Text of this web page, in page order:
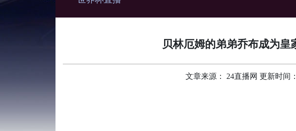
贝林厄姆的弟弟乔布成为皇
文章来源： 24直播网 更新时间